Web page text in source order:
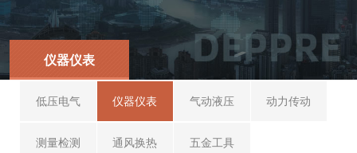
仪器仪表
低压电气 仪器仪表 气动液压 动力传动
测量检测 通风换热 五金工具